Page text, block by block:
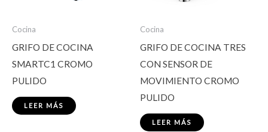
Cocina
GRIFO DE COCINA
SMARTC1 CROMO
PULIDO
LEER MÁS
Cocina
GRIFO DE COCINA TRES
CON SENSOR DE
MOVIMIENTO CROMO
PULIDO
LEER MÁS